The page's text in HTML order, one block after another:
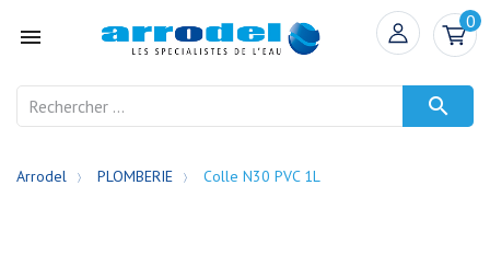

0

Arrodel PLOMBERIE Colle N30 PVC 1L